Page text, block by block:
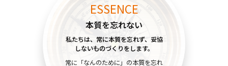
ESSENCE
本質を忘れない
私たちは、常に本質を忘れず、 妥協
しないものづくりをします。
常に「なんのために」の本質を忘れ